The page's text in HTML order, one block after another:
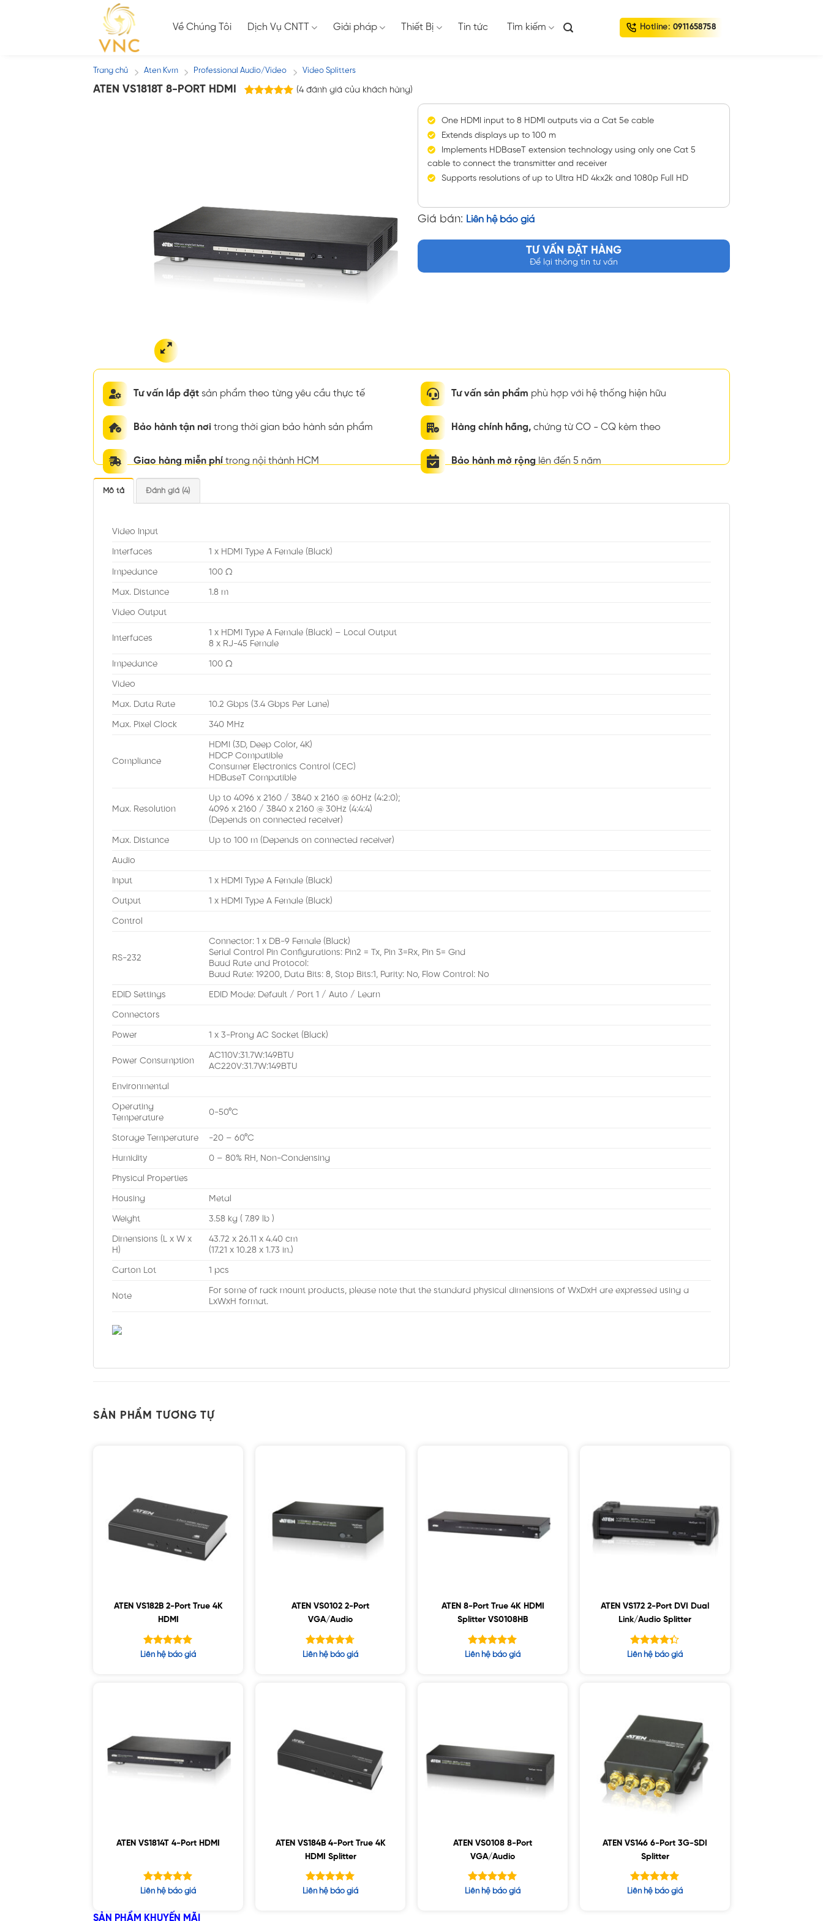
Về Chúng Tôi Dịch Vụ CNTT Giải pháp Thiết Bị Tin tức Tìm kiếm Hotline: 0911658758
Trang chủ / Aten Kvm / Professional Audio/Video / Video Splitters
ATEN VS1818T 8-PORT HDMI (4đánh giá của khách hàng)
One HDMI input to 8 HDMI outputs via a Cat 5e cable
Extends displays up to 100 m
Implements HDBaseT extension technology using only one Cat 5
cable to connect the transmitter and receiver
Supports resolutions of up to Ultra HD 4kx2k and 1080p Full HD
Giá bán: Liên hệ báo giá
TƯ VẤN ĐẶT HÀNG
Để lại thông tin tư vấn
Tư vấn lắp đặt sản phẩm theo từng yêu cầu thực tế
Bảo hành tận nơi trong thời gian bảo hành sản phẩm
Giao hàng miễn phí trong nội thành HCM
Tư vấn sản phẩm phù hợp với hệ thống hiện hữu
Hàng chính hãng, chứng từ CO - CQ kèm theo
Bảo hành mở rộng lên đến 5 năm
Mô tả Đánh giá (4)
Video Input
Interfaces 1 x HDMI Type A Female (Black)
Impedance 100 Ω
Max. Distance 1.8 m
Video Output
Interfaces
1 x HDMI Type A Female (Black) – Local Output
8 x RJ-45 Female
Impedance 100 Ω
Video
Max. Data Rate 10.2 Gbps (3.4 Gbps Per Lane)
Max. Pixel Clock 340 MHz
Compliance
HDMI (3D, Deep Color, 4K)
HDCP Compatible
Consumer Electronics Control (CEC)
HDBaseT Compatible
Max. Resolution
Up to 4096 x 2160 / 3840 x 2160 @ 60Hz (4:2:0);
4096 x 2160 / 3840 x 2160 @ 30Hz (4:4:4)
(Depends on connected receiver)
Max. Distance Up to 100 m (Depends on connected receiver)
Audio
Input 1 x HDMI Type A Female (Black)
Output 1 x HDMI Type A Female (Black)
Control
RS-232
Connector: 1 x DB-9 Female (Black)
Serial Control Pin Configurations: Pin2 = Tx, Pin 3=Rx, Pin 5= Gnd
Baud Rate and Protocol:
Baud Rate: 19200, Data Bits: 8, Stop Bits:1, Parity: No, Flow Control: No
EDID Settings EDID Mode: Default / Port 1 / Auto / Learn
Connectors
Power 1 x 3-Prong AC Socket (Black)
Power Consumption
AC110V:31.7W:149BTU
AC220V:31.7W:149BTU
Environmental
Operating
Temperature
0-50°C
Storage Temperature -20 – 60°C
Humidity 0 – 80% RH, Non-Condensing
Physical Properties
Housing Metal
Weight 3.58 kg ( 7.89 lb )
Dimensions (L x W x
H)
43.72 x 26.11 x 4.40 cm
(17.21 x 10.28 x 1.73 in.)
Carton Lot 1 pcs
Note
For some of rack mount products, please note that the standard physical dimensions of WxDxH are expressed using a
LxWxH format.
SẢN PHẨM TƯƠNG TỰ
ATEN VS182B 2-Port True 4K
HDMI
Được xếp
Liên hệ báo giá
ATEN VS0102 2-Port
VGA/Audio
Được xếp
Liên hệ báo giá
ATEN 8-Port True 4K HDMI
Splitter VS0108HB
Được xếp
Liên hệ báo giá
ATEN VS172 2-Port DVI Dual
Link/Audio Splitter
Được xếp
Liên hệ báo giá
ATEN VS1814T 4-Port HDMI
Được xếp
5 sao
Liên hệ báo giá
ATEN VS184B 4-Port True 4K
HDMI Splitter
Được xếp
Liên hệ báo giá
ATEN VS0108 8-Port
VGA/Audio
Được xếp
Liên hệ báo giá
ATEN VS146 6-Port 3G-SDI
Splitter
Được xếp
Liên hệ báo giá
SẢN PHẨM KHUYẾN MÃI